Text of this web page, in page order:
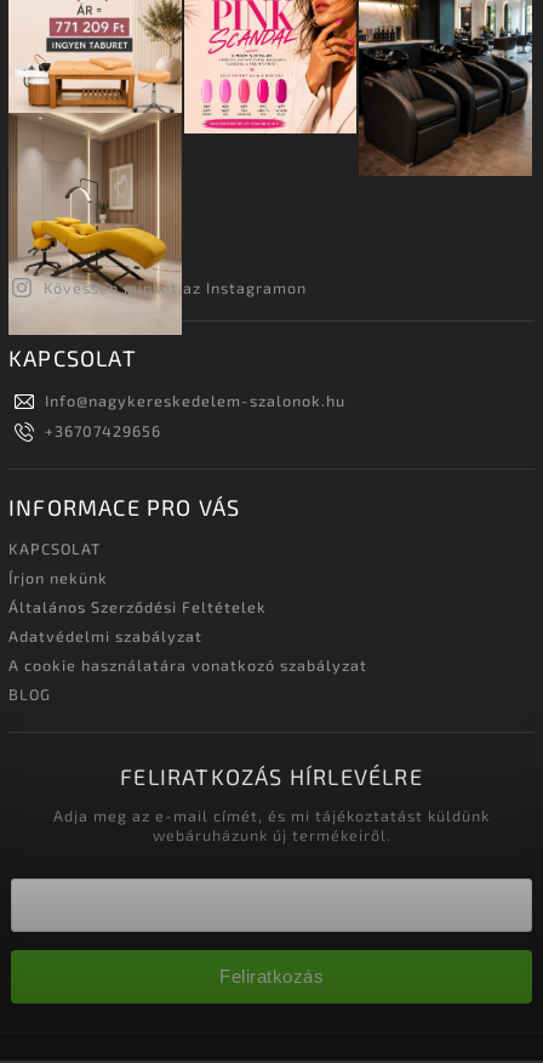
Kövessen minket az Instagramon
KAPCSOLAT
Info@nagykereskedelem-szalonok.hu
+36707429656
INFORMACE PRO VÁS
KAPCSOLAT
Írjon nekünk
Általános Szerződési Feltételek
Adatvédelmi szabályzat
A cookie használatára vonatkozó szabályzat
BLOG
FELIRATKOZÁS HÍRLEVÉLRE
Adja meg az e-mail címét, és mi tájékoztatást küldünk
webáruházunk új termékeiről.
Feliratkozás